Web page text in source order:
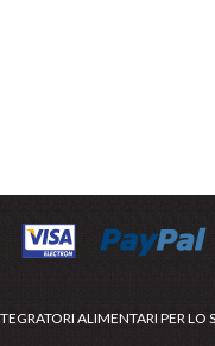
ALIMENTARI PER LO